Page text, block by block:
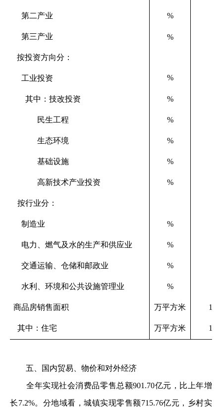
第二产业 %
第三产业
按投资方向分：
工业投资
%
%
其中：技改投资 %
民生工程 %
生态环境 %
基础设施 %
高新技术产业投资 %
按行业分：
制造业 %
电力、燃气及水的生产和供应业 %
交通运输、仓储和邮政业 %
水利、环境和公共设施管理业 %
商品房销售面积 万平方米
其中：住宅 万平方米
五、国内贸易、物价和对外经济
全年实现社会消费品零售总额901.70亿元，比上年增
长7.2%。分地域看，城镇实现零售额715.76亿元，乡村实